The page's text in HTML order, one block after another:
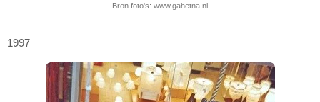
Bron foto's: www.gahetna.nl
1997